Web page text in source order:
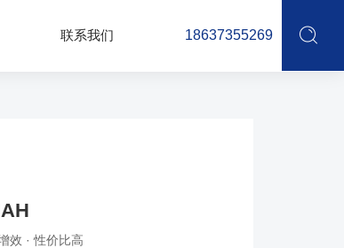
联系我们 18637355269
效 · 性价比高